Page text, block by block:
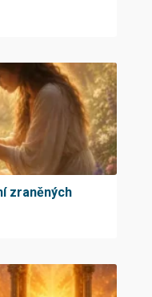
zraněných